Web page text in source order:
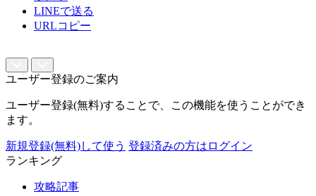
LINEで送る
URLコピー
ユーザー登録のご案内
ユーザー登録(無料)することで、この機能を使うことができ
ます。
新規登録(無料)して使う 登録済みの方はログイン
ランキング
攻略記事